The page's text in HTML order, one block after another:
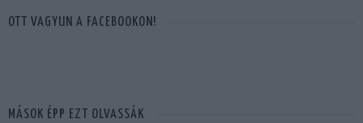
OTT VAGYUN A FACEBOOKON!
MÁSOK ÉPP EZT OLVASSÁK